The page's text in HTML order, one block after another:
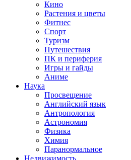
Кино
Растения и цветы
Фитнес
Спорт
Туризм
Путешествия
ПК и периферия
Игры и гайды
Аниме
Наука
Просвещение
Английский язык
Антропология
Астрономия
Физика
Химия
Паранормальное
Недвижимость